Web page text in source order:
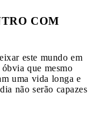
COM
este mundo em
que mesmo
uma vida longa e
não serão capazes